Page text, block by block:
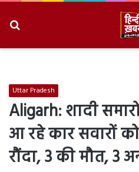
Uttar Pradesh
Aligarh: शादी
आ रहे कार सवारों
रौंदा, 3 की मौत, 3